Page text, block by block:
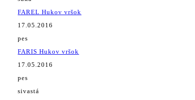
FAREL Hukov vršok
17.05.2016
pes
FARIS Hukov vršok
17.05.2016
pes
sivastá